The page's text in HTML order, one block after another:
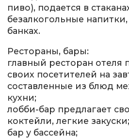
пиво), подается в
безалкогольные
банках.
Рестораны, бары:
главный ресторан отеля
своих посетителей на
составленные из блюд
кухни;
лобби-бар предлагает
коктейли, легкие закуски;
бар у бассейна;